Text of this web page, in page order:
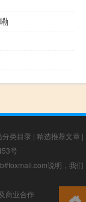
分类目录 | 精选推荐文章 |
号
说明，我们
商业合作